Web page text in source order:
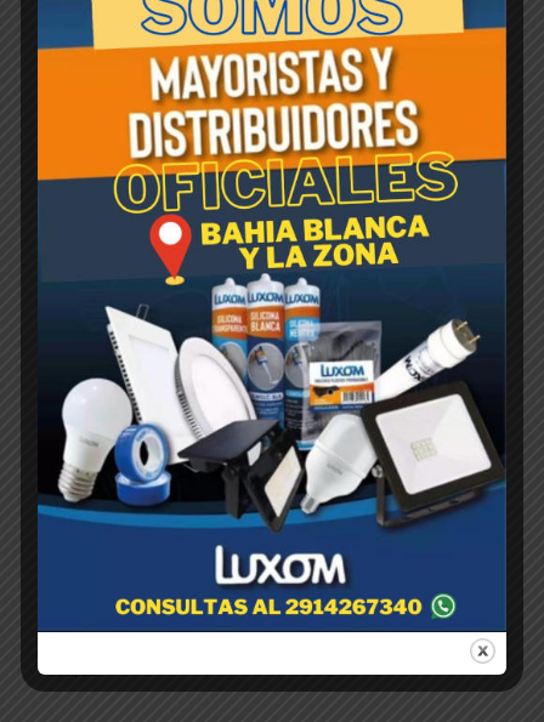
Productos relacionados
Rotomoldeada JARDINERA
Negra 20cm x 80cm
$1,00